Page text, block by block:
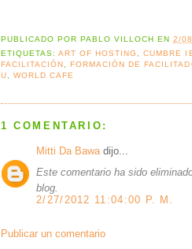
PUBLICADO POR PABLO VILLOCH EN2/
ETIQUETAS:ART OF HOSTING ,CUMBRE
FACILITACIÓN , FORMACIÓN DE
U,WORLD CAFE
1 COMENTARIO:
Mitti Da Bawadijo...
Este comentario ha sido
blog.
2/27/2012 11:04:00 P. M.
Publicar un comentario